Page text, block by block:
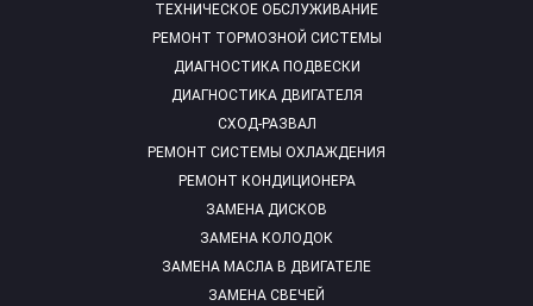
ТЕХНИЧЕСКОЕ ОБСЛУЖИВАНИЕ
РЕМОНТ ТОРМОЗНОЙ СИСТЕМЫ
ДИАГНОСТИКА ПОДВЕСКИ
ДИАГНОСТИКА ДВИГАТЕЛЯ
СХОД-РАЗВАЛ
РЕМОНТ СИСТЕМЫ ОХЛАЖДЕНИЯ
РЕМОНТ КОНДИЦИОНЕРА
ЗАМЕНА ДИСКОВ
ЗАМЕНА КОЛОДОК
ЗАМЕНА МАСЛА В ДВИГАТЕЛЕ
ЗАМЕНА СВЕЧЕЙ